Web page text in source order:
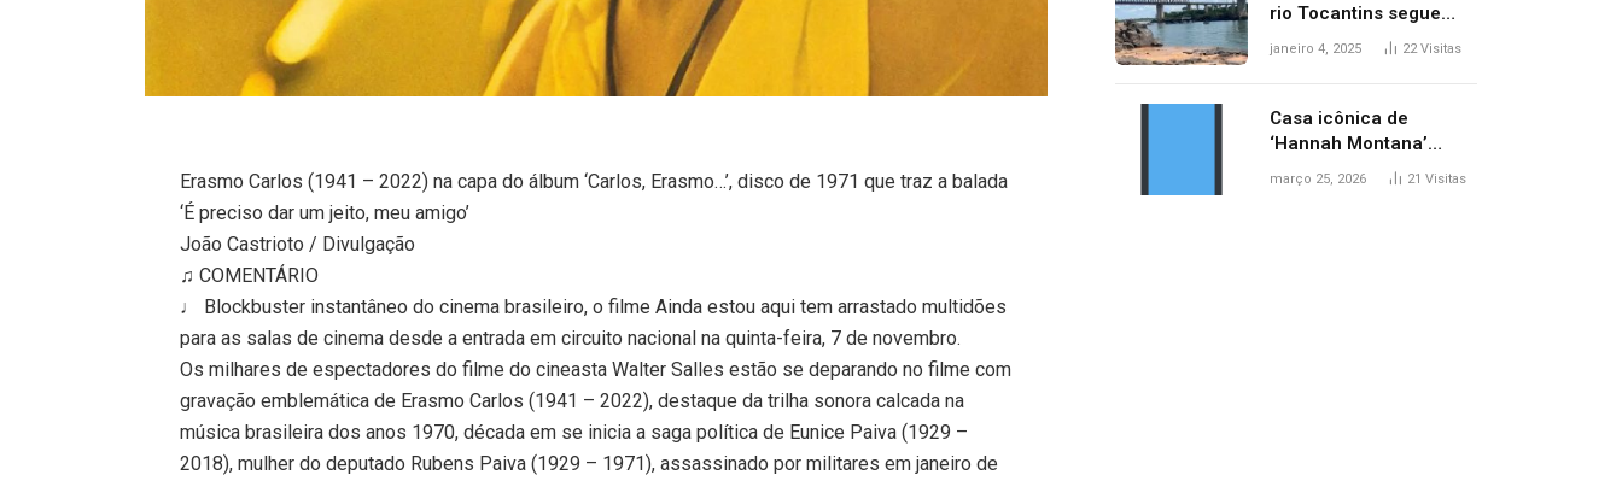
Erasmo Carlos (1941 – 2022) na capa do álbum ‘Carlos, Erasmo…’, disco de 1971 que traz a balada
‘É preciso dar um jeito, meu amigo’
João Castrioto / Divulgação
♫ COMENTÁRIO
♩ Blockbuster instantâneo do cinema brasileiro, o filme Ainda estou aqui tem arrastado multidões
para as salas de cinema desde a entrada em circuito nacional na quinta-feira, 7 de novembro.
Os milhares de espectadores do filme do cineasta Walter Salles estão se deparando no filme com
gravação emblemática de Erasmo Carlos (1941 – 2022), destaque da trilha sonora calcada na
música brasileira dos anos 1970, década em se inicia a saga política de Eunice Paiva (1929 –
2018), mulher do deputado Rubens Paiva (1929 – 1971), assassinado por militares em janeiro de
rio Tocantins segue
sem indicar alterações
afirma ANA
janeiro 4, 2025 22Visitas
Casa icônica de
‘Hannah Montana’
poderá ser alugada por
março 25, 2026 21 Visitas